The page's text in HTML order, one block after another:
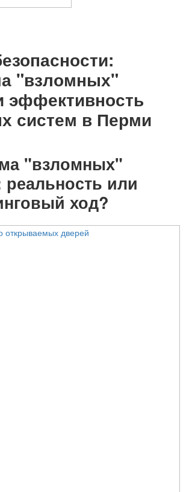
"взломных"
эффективность
систем в Перми
"взломных"
или
ход?